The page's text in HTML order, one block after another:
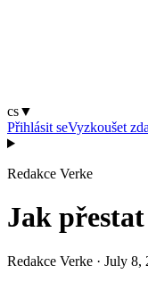
cs▼
Přihlásit seVyzkoušet
Redakce Verke
Jak
Redakce Verke · July 8,